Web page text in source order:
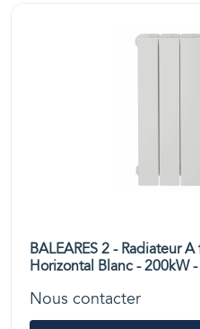
BALEARES 2 - Radiateur
Horizontal Blanc - 200kW
Nous contacter